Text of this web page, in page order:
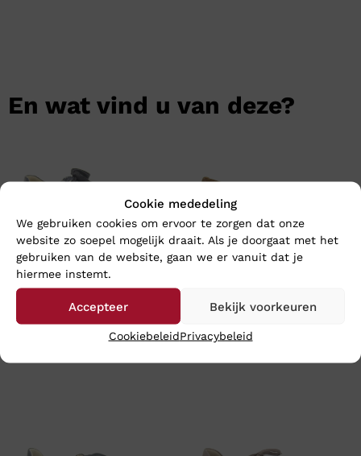
Cookie mededeling
We gebruiken cookies om ervoor te zorgen dat onze
website zo soepel mogelijk draait. Als je doorgaat met het
gebruiken van de website, gaan we er vanuit dat je
hiermee instemt.
Accepteer Bekijk voorkeuren
CookiebeleidPrivacybeleid
En wat vind u van deze?
Hartjes PHIL SHOE – Wijdte
Gabor 4002 Cacao – Wijdte
F